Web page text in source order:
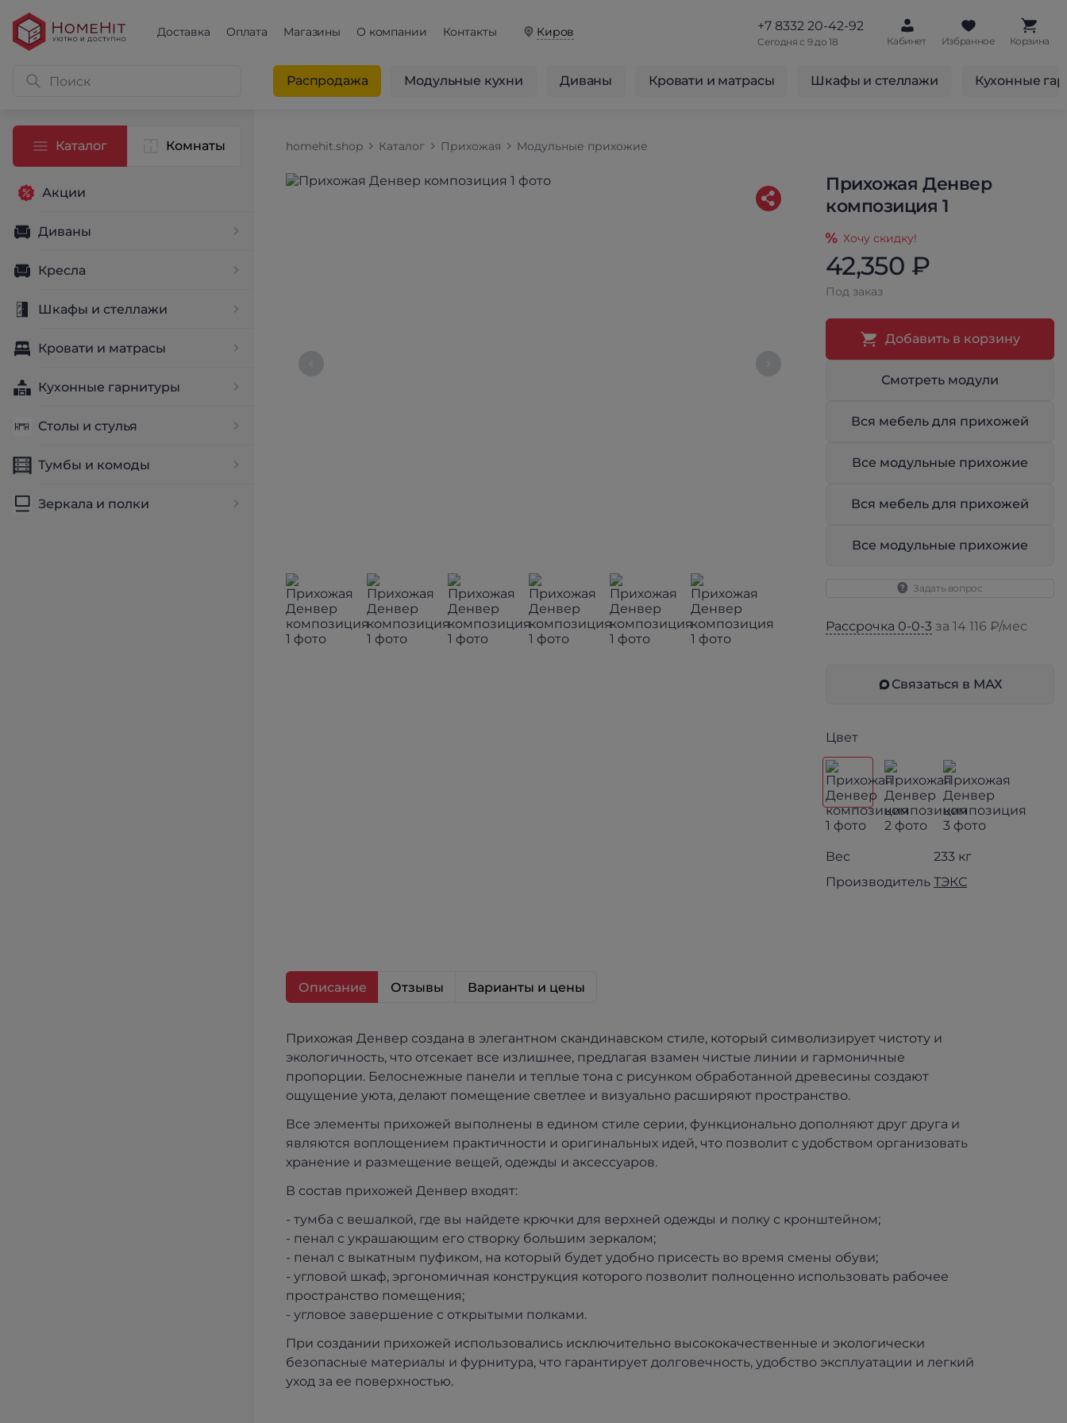
Доставка Оплата Магазины О компании Контакты Киров +7 8332 20-42-92
Сегодня с 9 до 18 Кабинет Избранное Корзина
Распродажа Модульные кухни Диваны Кровати и матрасы Шкафы и стеллажи Кухонные
Каталог Комнаты
Акции
Диваны
Кресла
Шкафы и стеллажи
Кровати и матрасы
Кухонные гарнитуры
Столы и стулья
Тумбы и комоды
Зеркала и полки
homehit.shop Каталог Прихожая Модульные прихожие
Прихожая Денвер
композиция 1
Хочу скидку!
42,350 ₽
Под заказ
Добавить в корзину
Смотреть модули
Вся мебель для прихожей
Все модульные прихожие
Вся мебель для прихожей
Все модульные прихожие
Задать вопрос
Рассрочка 0-0-3 за 14 116 ₽/мес
Связаться в МАХ
Цвет
Вес
233 кг
Производитель ТЭКС
Описание Отзывы Варианты и цены
Прихожая Денвер создана в элегантном скандинавском стиле, который символизирует чистоту и
экологичность, что отсекает все излишнее, предлагая взамен чистые линии и гармоничные
пропорции. Белоснежные панели и теплые тона с рисунком обработанной древесины создают
ощущение уюта, делают помещение светлее и визуально расширяют пространство.
Все элементы прихожей выполнены в едином стиле серии, функционально дополняют друг друга и
являются воплощением практичности и оригинальных идей, что позволит с удобством организовать
хранение и размещение вещей, одежды и аксессуаров.
В состав прихожей Денвер входят:
- тумба с вешалкой, где вы найдете крючки для верхней одежды и полку с кронштейном;
- пенал с украшающим его створку большим зеркалом;
- пенал с выкатным пуфиком, на который будет удобно присесть во время смены обуви;
- угловой шкаф, эргономичная конструкция которого позволит полноценно использовать рабочее
пространство помещения;
- угловое завершение с открытыми полками.
При создании прихожей использовались исключительно высококачественные и экологически
безопасные материалы и фурнитура, что гарантирует долговечность, удобство эксплуатации и легкий
уход за ее поверхностью.